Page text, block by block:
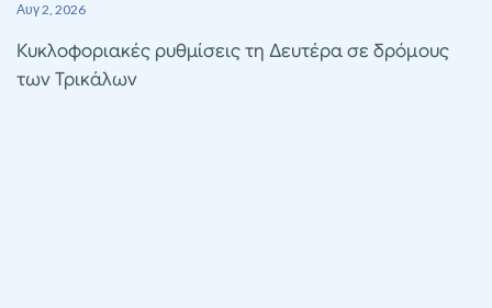
Αυγ 2, 2026
Κυκλοφοριακές ρυθμίσεις τη Δευτέρα σε δρόμους
των Τρικάλων